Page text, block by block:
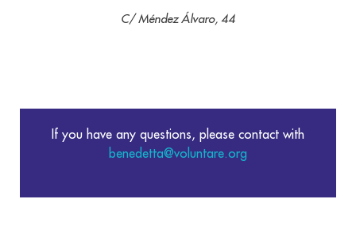
C/ Méndez Álvaro, 44
If you have any questions, please contact with
benedetta@voluntare.org